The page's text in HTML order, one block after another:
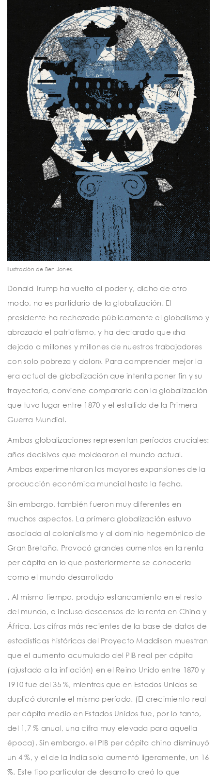
Ilustración de Ben Jones.
Donald Trump ha vuelto al poder y, dicho de otro
modo, no es partidario de la globalización. El
presidente ha rechazado públicamente el globalismo y
abrazado el patriotismo, y ha declarado que «ha
dejado a millones y millones de nuestros trabajadores
con solo pobreza y dolor». Para comprender mejor la
era actual de globalización que intenta poner fin y su
trayectoria, conviene compararla con la globalización
que tuvo lugar entre 1870 y el estallido de la Primera
Guerra Mundial.
Ambas globalizaciones representan períodos cruciales:
años decisivos que moldearon el mundo actual.
Ambas experimentaron las mayores expansiones de la
producción económica mundial hasta la fecha.
Sin embargo, también fueron muy diferentes en
muchos aspectos. La primera globalización estuvo
asociada al colonialismo y al dominio hegemónico de
Gran Bretaña. Provocó grandes aumentos en la renta
per cápita en lo que posteriormente se conocería
como el mundo desarrollado
. Al mismo tiempo, produjo estancamiento en el resto
del mundo, e incluso descensos de la renta en China y
África. Las cifras más recientes de la base de datos de
estadísticas históricas del Proyecto Maddison muestran
que el aumento acumulado del PIB real per cápita
(ajustado a la inflación) en el Reino Unido entre 1870 y
1910 fue del 35 %, mientras que en Estados Unidos se
duplicó durante el mismo período. (El crecimiento real
per cápita medio en Estados Unidos fue, por lo tanto,
del 1,7 % anual, una cifra muy elevada para aquella
época). Sin embargo, el PIB per cápita chino disminuyó
un 4 %, y el de la India solo aumentó ligeramente, un 16
%. Este tipo particular de desarrollo creó lo que